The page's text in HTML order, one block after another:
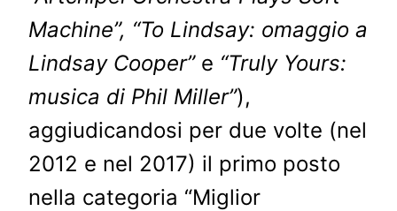
Machine”, “To Lindsay: omaggio a
Lindsay Cooper” e “Truly Yours:
musica di Phil Miller”),
aggiudicandosi per due volte (nel
2012 e nel 2017) il primo posto
nella categoria “Miglior